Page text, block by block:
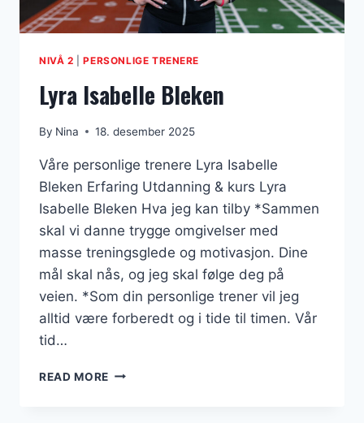
NIVÅ 2 |PERSONLIGE TRENERE
Lyra Isabelle Bleken
By Nina 18. desember 2025
Våre personlige trenere Lyra Isabelle
Bleken Erfaring Utdanning & kurs Lyra
Isabelle Bleken Hva jeg kan tilby *Sammen
skal vi danne trygge omgivelser med
masse treningsglede og motivasjon. Dine
mål skal nås, og jeg skal følge deg på
veien. *Som din personlige trener vil jeg
alltid være forberedt og i tide til timen. Vår
tid…
READ MORE LYRA